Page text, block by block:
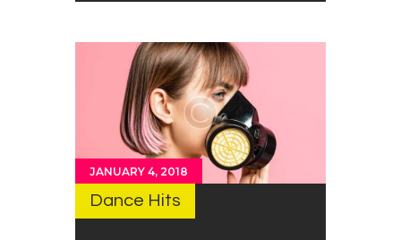
JANUARY 4, 2018
Dance Hits